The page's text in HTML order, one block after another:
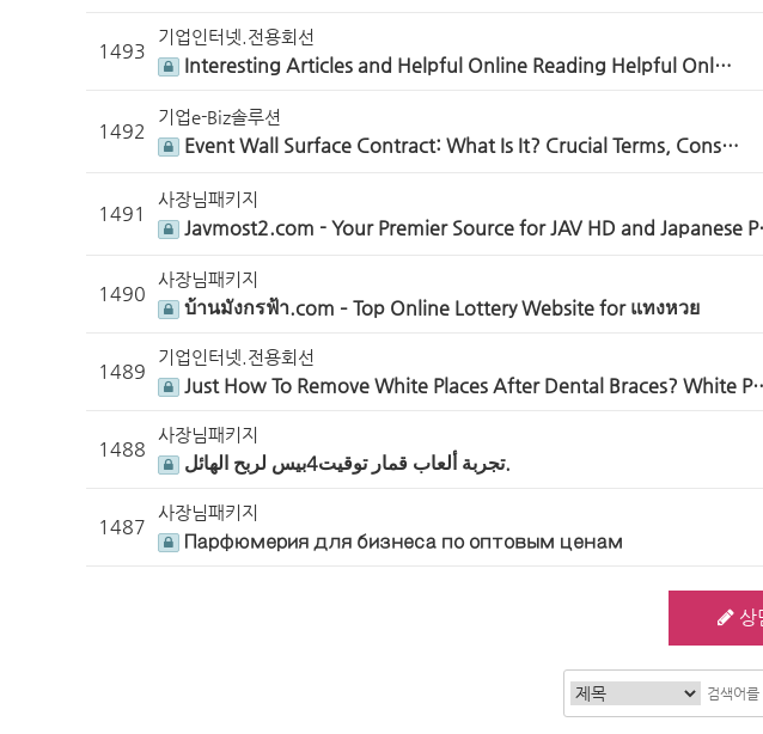
1493
기업인터넷.전용회선
Interesting Articles and Helpful Online Reading Helpful Onl…
1492
기업e-Biz솔루션
Event Wall Surface Contract: What Is It? Crucial Terms, Cons…
1491
사장님패키지
Javmost2.com - Your Premier Source for JAV HD and Japanese
1490
사장님패키지
บ้านมังกรฟ้า.com – Top Online Lottery Website for แทงหวย
1489
기업인터넷.전용회선
Just How To Remove White Places After Dental Braces? White
1488
사장님패키지
تجربة ألعاب قمار توقيت4بيس لربح الهائل.
1487
사장님패키지
Парфюмерия для бизнеса по оптовым ценам
상